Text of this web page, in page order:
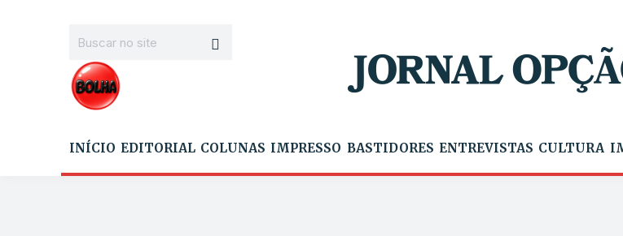
INÍCIO EDITORIAL COLUNAS IMPRESSO BASTIDORES ENTREVISTAS CULTURA